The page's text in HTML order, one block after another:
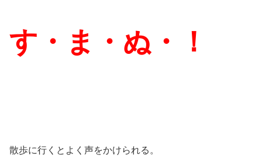
す・ま・ぬ・！
散歩に行くとよく声をかけられる。